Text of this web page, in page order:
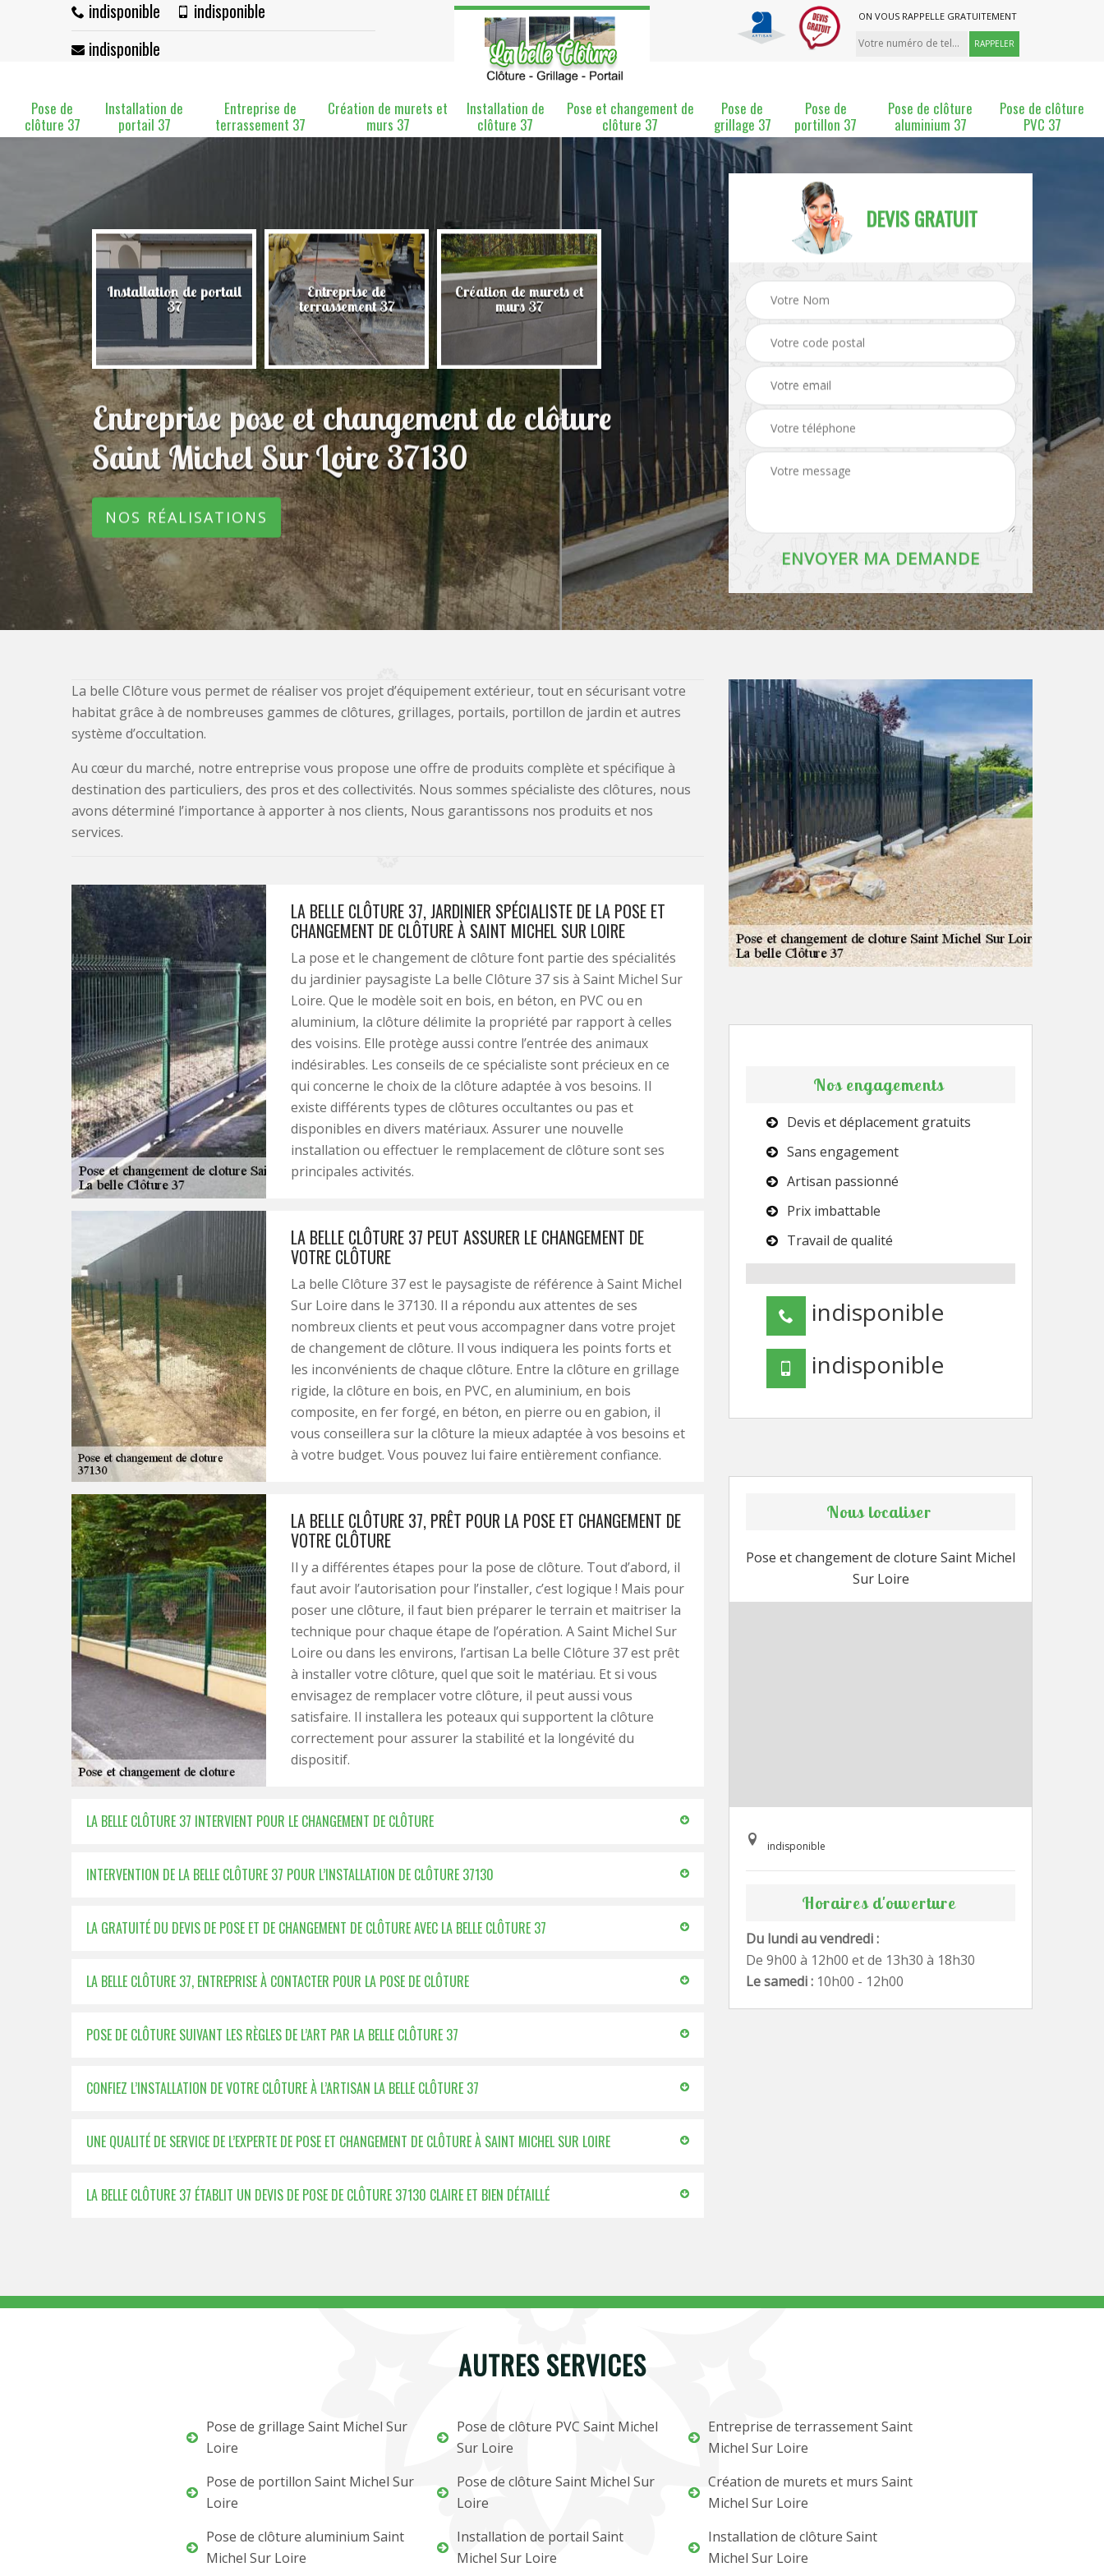
indisponible
indisponible
indisponible
ON VOUS RAPPELLE GRATUITEMENT
Pose de
clôture 37
Installation de
portail 37
Entreprise de
terrassement 37
Création de murets et
murs 37
Installation de
clôture 37
Pose et changement de
clôture 37
Pose de
grillage 37
Pose de
portillon 37
Pose de clôture
aluminium 37
Pose de clôture
PVC 37
37 Installation de portail
37
Entreprise de
terrassement 37
Création de murets et
murs 37
Installation de clôture
37
Pose et changement de Pose de grillage 37
Entreprise pose et changement de clôture
Saint Michel Sur Loire 37130
NOS RÉALISATIONS
DEVIS GRATUIT
La belle Clôture vous permet de réaliser vos projet d’équipement extérieur, tout en sécurisant votre
habitat grâce à de nombreuses gammes de clôtures, grillages, portails, portillon de jardin et autres
système d’occultation.
Au cœur du marché, notre entreprise vous propose une offre de produits complète et spécifique à
destination des particuliers, des pros et des collectivités. Nous sommes spécialiste des clôtures, nous
avons déterminé l’importance à apporter à nos clients, Nous garantissons nos produits et nos
services.
LA BELLE CLÔTURE 37, JARDINIER SPÉCIALISTE DE LA POSE ET
CHANGEMENT DE CLÔTURE À SAINT MICHEL SUR LOIRE
La pose et le changement de clôture font partie des spécialités
du jardinier paysagiste La belle Clôture 37 sis à Saint Michel Sur
Loire. Que le modèle soit en bois, en béton, en PVC ou en
aluminium, la clôture délimite la propriété par rapport à celles
des voisins. Elle protège aussi contre l’entrée des animaux
indésirables. Les conseils de ce spécialiste sont précieux en ce
qui concerne le choix de la clôture adaptée à vos besoins. Il
existe différents types de clôtures occultantes ou pas et
disponibles en divers matériaux. Assurer une nouvelle
installation ou effectuer le remplacement de clôture sont ses
principales activités.
LA BELLE CLÔTURE 37 PEUT ASSURER LE CHANGEMENT DE
VOTRE CLÔTURE
La belle Clôture 37 est le paysagiste de référence à Saint Michel
Sur Loire dans le 37130. Il a répondu aux attentes de ses
nombreux clients et peut vous accompagner dans votre projet
de changement de clôture. Il vous indiquera les points forts et
les inconvénients de chaque clôture. Entre la clôture en grillage
rigide, la clôture en bois, en PVC, en aluminium, en bois
composite, en fer forgé, en béton, en pierre ou en gabion, il
vous conseillera sur la clôture la mieux adaptée à vos besoins et
à votre budget. Vous pouvez lui faire entièrement confiance.
LA BELLE CLÔTURE 37, PRÊT POUR LA POSE ET CHANGEMENT DE
VOTRE CLÔTURE
Il y a différentes étapes pour la pose de clôture. Tout d’abord, il
faut avoir l’autorisation pour l’installer, c’est logique ! Mais pour
poser une clôture, il faut bien préparer le terrain et maitriser la
technique pour chaque étape de l’opération. A Saint Michel Sur
Loire ou dans les environs, l’artisan La belle Clôture 37 est prêt
à installer votre clôture, quel que soit le matériau. Et si vous
envisagez de remplacer votre clôture, il peut aussi vous
satisfaire. Il installera les poteaux qui supportent la clôture
correctement pour assurer la stabilité et la longévité du
dispositif.
LA BELLE CLÔTURE 37 INTERVIENT POUR LE CHANGEMENT DE CLÔTURE
INTERVENTION DE LA BELLE CLÔTURE 37 POUR L’INSTALLATION DE CLÔTURE 37130
LA GRATUITÉ DU DEVIS DE POSE ET DE CHANGEMENT DE CLÔTURE AVEC LA BELLE CLÔTURE 37
LA BELLE CLÔTURE 37, ENTREPRISE À CONTACTER POUR LA POSE DE CLÔTURE
POSE DE CLÔTURE SUIVANT LES RÈGLES DE L’ART PAR LA BELLE CLÔTURE 37
CONFIEZ L’INSTALLATION DE VOTRE CLÔTURE À L’ARTISAN LA BELLE CLÔTURE 37
UNE QUALITÉ DE SERVICE DE L’EXPERTE DE POSE ET CHANGEMENT DE CLÔTURE À SAINT MICHEL SUR LOIRE
LA BELLE CLÔTURE 37 ÉTABLIT UN DEVIS DE POSE DE CLÔTURE 37130 CLAIRE ET BIEN DÉTAILLÉ
Nos engagements
Devis et déplacement gratuits
Sans engagement
Artisan passionné
Prix imbattable
Travail de qualité
indisponible
indisponible
Nous localiser
Pose et changement de cloture Saint Michel
Sur Loire
indisponible
Horaires d'ouverture
Du lundi au vendredi :
De 9h00 à 12h00 et de 13h30 à 18h30
Le samedi : 10h00 - 12h00
AUTRES SERVICES
Pose de grillage Saint Michel Sur
Loire
Pose de portillon Saint Michel Sur
Loire
Pose de clôture aluminium Saint
Michel Sur Loire
Pose de clôture PVC Saint Michel
Sur Loire
Pose de clôture Saint Michel Sur
Loire
Installation de portail Saint
Michel Sur Loire
Entreprise de terrassement Saint
Michel Sur Loire
Création de murets et murs Saint
Michel Sur Loire
Installation de clôture Saint
Michel Sur Loire